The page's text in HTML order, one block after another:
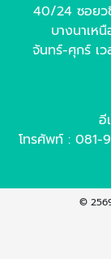
40/24 ซอยว
บางนาเห
จันทร์-ศุกร์ เว
อี
โทรศัพท์ : 081-
©